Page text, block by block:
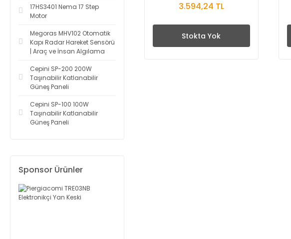
17HS3401 Nema 17 Step
Motor
Megoras MHV102 Otomatik
Kapı Radar Hareket Sensörü
| Araç ve İnsan Algılama
Cepini SP-200 200W
Taşınabilir Katlanabilir
Güneş Paneli
Cepini SP-100 100W
Taşınabilir Katlanabilir
Güneş Paneli
Sponsor Ürünler
3.594,24 TL
Stokta Yok